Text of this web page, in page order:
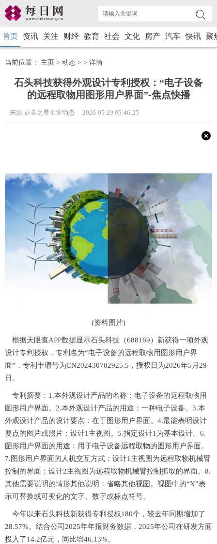
首页 资讯 关注 财经 教育 社会 文化 房产 汽车 快讯 聚
当前位置： 主页 > 动态 > > 详情
石头科技获得外观设计专利授权：“电子设备
的远程取物用图形用户界面”-焦点快播
来源:证券之星企业动态 2026-05-29 05:46:25
(资料图片)
根据天眼查APP数据显示石头科技（688169）新获得一项外观
设计专利授权，专利名为“电子设备的远程取物用图形用户界
面”，专利申请号为CN202430702925.5，授权日为2026年5月29
日。
专利摘要：1.本外观设计产品的名称：电子设备的远程取物用
图形用户界面。2.本外观设计产品的用途：一种电子设备。3.本
外观设计产品的设计要点：在于图形用户界面。4.最能表明设计
要点的图片或照片：设计1主视图。5.指定设计1为基本设计。6.
图形用户界面的用途：用于电子设备远程取物的图形用户界面。
7.图形用户界面的人机交互方式：设计1主视图为远程取物机械臂
控制的界面；设计2主视图为远程取物机械臂控制抓取的界面。8.
其他需要说明的情形其他说明：省略其他视图。视图中的“X”表
示可替换或可变化的文字、数字或标点符号。
今年以来石头科技新获得专利授权180个，较去年同期增加了
28.57%。结合公司2025年年报财务数据，2025年公司在研发方面
投入了14.2亿元，同比增46.13%。